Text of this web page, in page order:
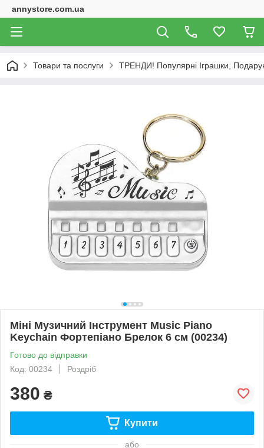
annystore.com.ua
Товари та послуги ТРЕНДИ! Популярні Іграшки,
Міні Музичний Інструмент Music Piano
Keychain Фортепіано Брелок 6 см (00234)
Готово до відправки
Код: 00234
Роздріб
380 ₴
Купити
або